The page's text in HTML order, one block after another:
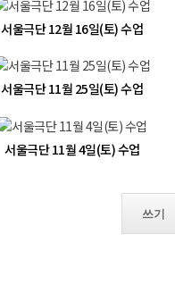
서울극단 12월 16일(토) 수업
서울극단 11월 25일(토) 수업
서울극단 11월 4일(토) 수업
쓰기